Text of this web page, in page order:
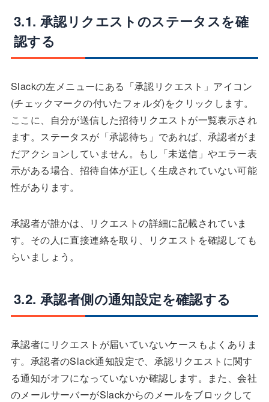
3.1. 承認リクエストのステータスを確
認する
Slackの左メニューにある「承認リクエスト」アイコン
(チェックマークの付いたフォルダ)をクリックします。
ここに、自分が送信した招待リクエストが一覧表示され
ます。ステータスが「承認待ち」であれば、承認者がま
だアクションしていません。もし「未送信」やエラー表
示がある場合、招待自体が正しく生成されていない可能
性があります。
承認者が誰かは、リクエストの詳細に記載されていま
す。その人に直接連絡を取り、リクエストを確認しても
らいましょう。
3.2. 承認者側の通知設定を確認する
承認者にリクエストが届いていないケースもよくありま
す。承認者のSlack通知設定で、承認リクエストに関す
る通知がオフになっていないか確認します。また、会社
のメールサーバーがSlackからのメールをブロックして